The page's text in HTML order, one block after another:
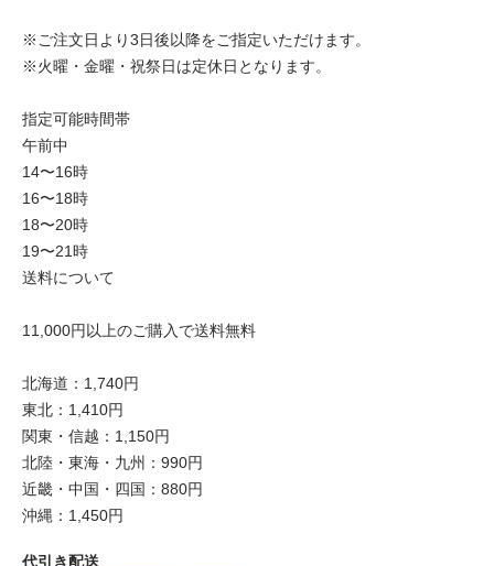
※ご注文日より3日後以降をご指定いただけます。
※火曜・金曜・祝祭日は定休日となります。
指定可能時間帯
午前中
14〜16時
16〜18時
18〜20時
19〜21時
送料について
11,000円以上のご購入で送料無料
北海道：1,740円
東北：1,410円
関東・信越：1,150円
北陸・東海・九州：990円
近畿・中国・四国：880円
沖縄：1,450円
代引き配送